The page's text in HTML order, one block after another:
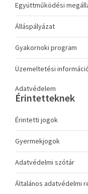
Együttműködési
Álláspályázat
Gyakornoki program
Üzemeltetési
Adatvédelem
Érintetteknek
Érintetti jogok
Gyermekjogok
Adatvédelmi szótár
Általános adatvédelmi